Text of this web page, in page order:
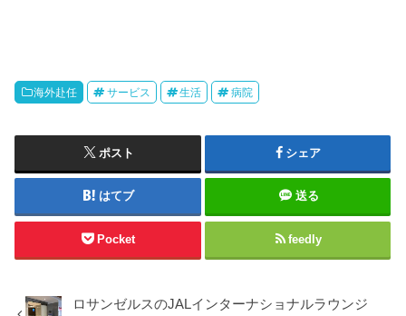
海外赴任 サービス 生活 病院
ポスト シェア
はてブ 送る
Pocket feedly
ロサンゼルスのJALインターナショナルラウンジ